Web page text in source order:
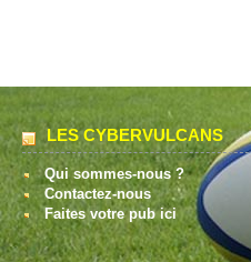
LES CYBERVULCANS
Qui sommes-nous ?
Contactez-nous
Faites votre pub ici